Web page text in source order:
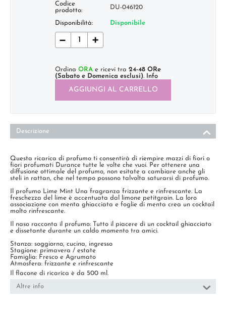
Codice
prodotto:
DU-046120
Disponibilità: Disponibile
+
−
Ordina ORA e ricevi tra 24-48 ORe
(Sabato e Domenica esclusi). Info
AGGIUNGI AL CARRELLO
Descrizione
Questa ricarica di profumo ti consentirà di riempire mazzi di fiori o
fiori profumati Durance tutte le volte che vuoi. Per ottenere una
diffusione ottimale del profumo, non esitate a cambiare anche gli
steli in rattan, che nel tempo possono talvolta saturarsi di profumo.
Il profumo Lime Mint Una fragranza frizzante e rinfrescante. La
freschezza del lime è accentuata dal limone petitgrain. La loro
associazione con menta ghiacciata e foglie di menta crea un cocktail
molto rinfrescante.
Il naso racconta il profumo: Tutto il piacere di un cocktail ghiacciato
e dissetante durante un caldo momento tra amici.
Stanza: soggiorno, cucina, ingresso
Stagione: primavera / estate
Famiglia: Fresco e Agrumato
Atmosfera: frizzante e rinfrescante
Il flacone di ricarica è da 500 ml.
Altre info